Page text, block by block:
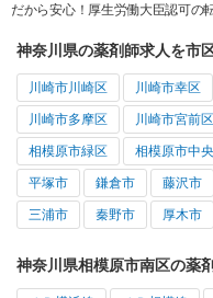
だから安心！厚生労働大臣認可の
神奈川県の薬剤師求人を市
川崎市川崎区 川崎市幸区
川崎市多摩区 川崎市宮前区
相模原市緑区 相模原市中
平塚市 鎌倉市 藤沢市
三浦市 秦野市 厚木市
神奈川県相模原市南区の薬